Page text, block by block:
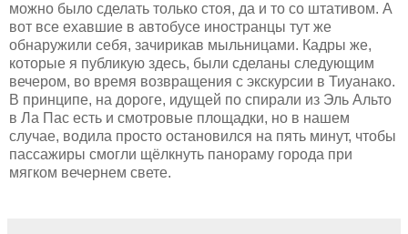
можно было сделать только стоя, да и то со штативом. А
вот все ехавшие в автобусе иностранцы тут же
обнаружили себя, зачирикав мыльницами. Кадры же,
которые я публикую здесь, были сделаны следующим
вечером, во время возвращения с экскурсии в Тиуанако.
В принципе, на дороге, идущей по спирали из Эль Альто
в Ла Пас есть и смотровые площадки, но в нашем
случае, водила просто остановился на пять минут, чтобы
пассажиры смогли щёлкнуть панораму города при
мягком вечернем свете.